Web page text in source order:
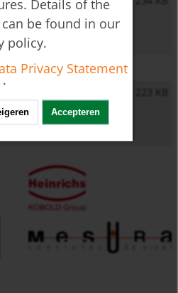
223 KB
Details of the
be found in our
policy.
Privacy Statement
·
Accepteren